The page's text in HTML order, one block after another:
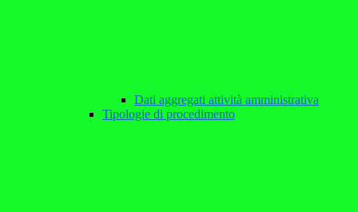
Dati aggregati attività amministrativa
Tipologie di procedimento